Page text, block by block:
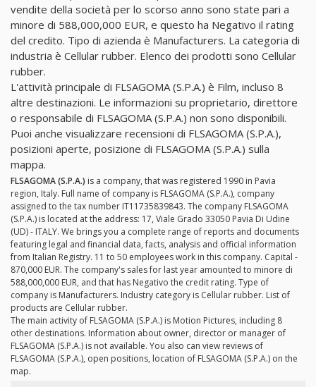
vendite della società per lo scorso anno sono state pari a
minore di 588,000,000 EUR, e questo ha Negativo il rating
del credito. Tipo di azienda è Manufacturers. La categoria di
industria è Cellular rubber. Elenco dei prodotti sono Cellular
rubber.
L'attività principale di FLSAGOMA (S.P.A.) è Film, incluso 8
altre destinazioni. Le informazioni su proprietario, direttore
o responsabile di FLSAGOMA (S.P.A.) non sono disponibili.
Puoi anche visualizzare recensioni di FLSAGOMA (S.P.A.),
posizioni aperte, posizione di FLSAGOMA (S.P.A.) sulla
mappa.
FLSAGOMA (S.P.A.) is a company, that was registered 1990 in Pavia
region, Italy. Full name of company is FLSAGOMA (S.P.A.), company
assigned to the tax number IT11735839843. The company FLSAGOMA
(S.P.A.) is located at the address: 17, Viale Grado 33050 Pavia Di Udine
(UD) - ITALY. We brings you a complete range of reports and documents
featuring legal and financial data, facts, analysis and official information
from Italian Registry. 11 to 50 employees work in this company. Capital -
870,000 EUR. The company's sales for last year amounted to minore di
588,000,000 EUR, and that has Negativo the credit rating. Type of
company is Manufacturers. Industry category is Cellular rubber. List of
products are Cellular rubber.
The main activity of FLSAGOMA (S.P.A.) is Motion Pictures, including 8
other destinations. Information about owner, director or manager of
FLSAGOMA (S.P.A.) is not available. You also can view reviews of
FLSAGOMA (S.P.A.), open positions, location of FLSAGOMA (S.P.A.) on the
map.